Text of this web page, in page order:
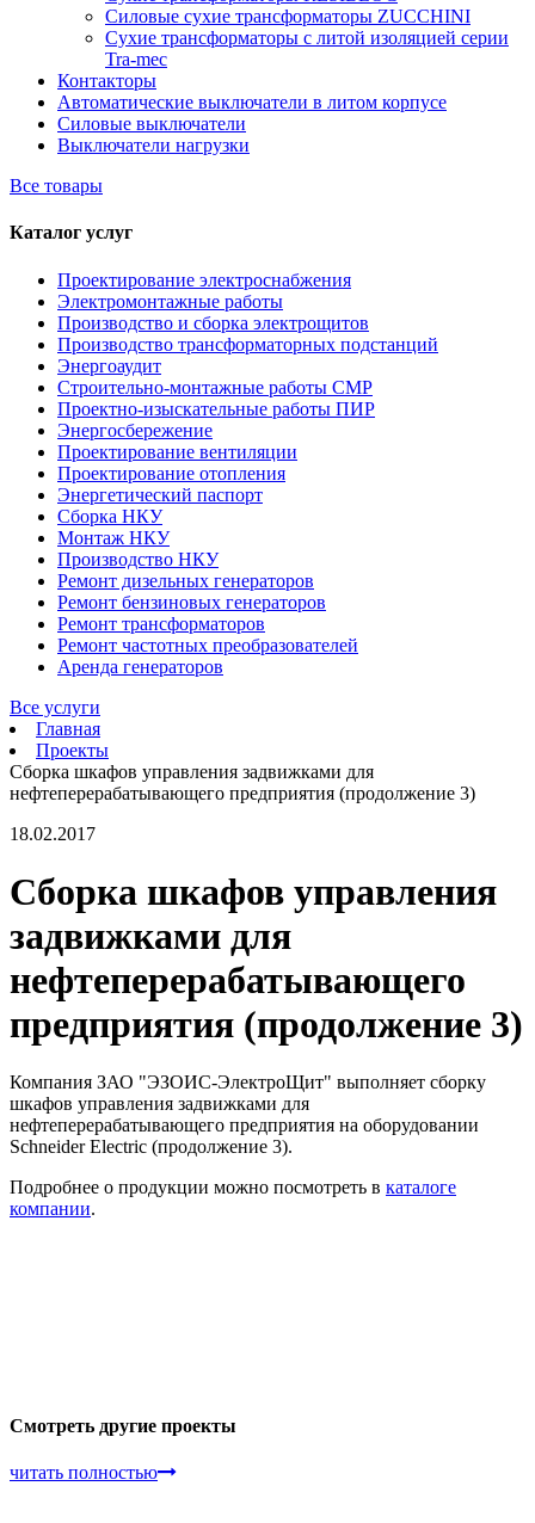
Силовые сухие трансформаторы ZUCCHINI
Сухие трансформаторы с литой изоляцией серии
Tra-mec
Контакторы
Автоматические выключатели в литом корпусе
Силовые выключатели
Выключатели нагрузки
Все товары
Каталог услуг
Проектирование электроснабжения
Электромонтажные работы
Производство и сборка электрощитов
Производство трансформаторных подстанций
Энергоаудит
Строительно-монтажные работы СМР
Проектно-изыскательные работы ПИР
Энергосбережение
Проектирование вентиляции
Проектирование отопления
Энергетический паспорт
Сборка НКУ
Монтаж НКУ
Производство НКУ
Ремонт дизельных генераторов
Ремонт бензиновых генераторов
Ремонт трансформаторов
Ремонт частотных преобразователей
Аренда генераторов
Все услуги
Главная
Проекты
Сборка шкафов управления задвижками для
нефтеперерабатывающего предприятия (продолжение 3)
18.02.2017
Сборка шкафов управления
задвижками для
нефтеперерабатывающего
предприятия (продолжение 3)
Компания ЗАО "ЭЗОИС-ЭлектроЩит" выполняет сборку
шкафов управления задвижками для
нефтеперерабатывающего предприятия на оборудовании
Schneider Electric (продолжение 3).
Подробнее о продукции можно посмотреть в каталоге
компании.
Смотреть другие проекты
читать полностью